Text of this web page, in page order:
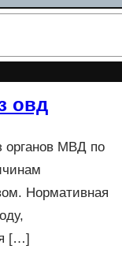
овд
органов МВД по
Нормативная
[…]